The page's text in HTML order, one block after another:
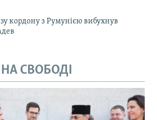
кордону з Румунією вибухнув
СВОБОДІ